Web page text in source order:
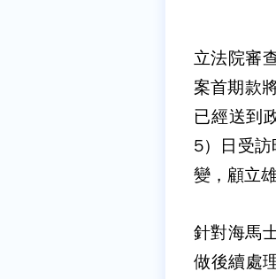
立法院審
案首期款
已經送到
5）日受
變，顧立
針對海馬
做後續處